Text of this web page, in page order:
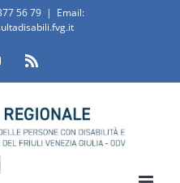
56 79 | Email:
YouTubeRss